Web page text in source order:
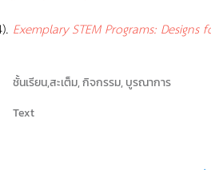
Exemplary STEM Programs: Designs
ชั้นเรียน,สะเต็ม, กิจกรรม, บูรณาการ
Text